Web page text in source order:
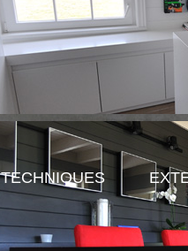
TECHNIQUES